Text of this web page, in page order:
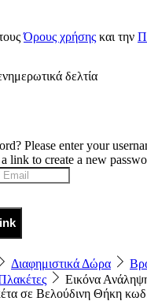
Όρους χρήσης και την
δελτία
Please enter your
link to create a new
Διαφημιστικά Δώρα
Εικόνα
σε Βελούδινη Θήκη